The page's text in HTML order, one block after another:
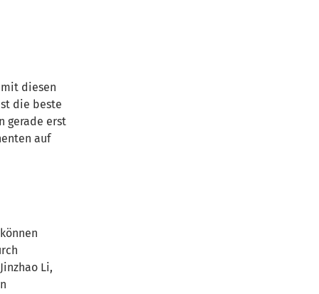
mit diesen
die beste
gerade erst
auf
Li,